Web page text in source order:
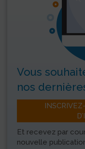
Vous
nos
Et recevez par
nouvelle